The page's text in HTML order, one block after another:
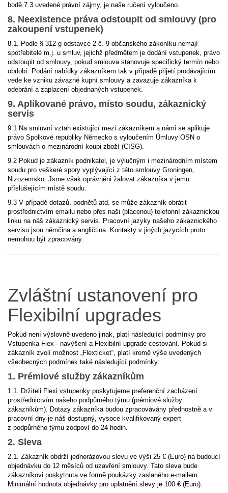
bodě 7.3 uvedené právní zájmy, je naše ručení vyloučeno.
8. Neexistence práva odstoupit od smlouvy (pro
zakoupení vstupenek)
8.1. Podle § 312 g odstavce 2 č. 9 občanského zákoníku nemají
spotřebitelé m.j. u smluv, jejichž předmětem je dodání vstupenek, právo
odstoupit od smlouvy, pokud smlouva stanovuje specifický termín nebo
období. Podání nabídky zákazníkem tak v případě přijetí prodávajícím
vede ke vzniku závazné kupní smlouvy a zavazuje zákazníka k
odebrání a zaplacení objednaných vstupenek.
9. Aplikované právo, místo soudu, zákaznický
servis
9.1 Na smluvní vztah existující mezi zákazníkem a námi se aplikuje
právo Spolkové republiky Německo s vyloučením Úmluvy OSN o
smlouvách o mezinárodní koupi zboží (CISG).
9.2 Pokud je zákazník podnikatel, je výlučným i mezinárodním místem
soudu pro veškeré spory vyplývající z této smlouvy Groningen,
Nizozemsko. Jsme však oprávněni žalovat zákazníka v jemu
příslušejícím místě soudu.
9.3 V případě dotazů, podnětů atd. se může zákazník obrátit
prostřednictvím emailu nebo přes naši (placenou) telefonní zákaznickou
linku na náš zákaznický servis. Pracovní jazyky našeho zákaznického
servisu jsou němčina a angličtina. Kontakty v jiných jazycích proto
nemohou být zpracovány.
Zvláštní ustanovení pro
Flexibilní upgrades
Pokud není výslovně uvedeno jinak, platí následující podmínky pro
Vstupenka Flex - navýšení a Flexibilní upgrade cestování. Pokud si
zákazník zvolí možnost „Flexticket“, platí kromě výše uvedených
všeobecných podmínek také následující podmínky:
1. Prémiové služby zákazníkům
1.1. Držiteli Flexi vstupenky poskytujeme preferenční zacházení
prostřednictvím našeho podpůrného týmu (prémiové služby
zákazníkům). Dotazy zákazníka budou zpracovávány přednostně a v
pracovní dny je náš dostupný, vysoce kvalifikovaný expert
z podpůrného týmu zodpoví do 24 hodin.
2. Sleva
2.1. Zákazník obdrží jednorázovou slevu ve výši 25 € (Euro) na budoucí
objednávku do 12 měsíců od uzavření smlouvy. Tato sleva bude
zákazníkovi poskytnuta ve formě poukázky zaslaného e-mailem.
Minimální hodnota objednávky pro uplatnění slevy je 100 € (Euro).